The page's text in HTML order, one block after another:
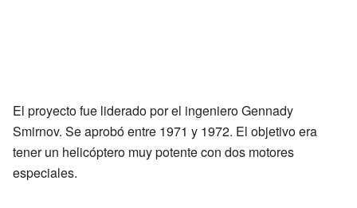
El proyecto fue liderado por el ingeniero Gennady
Smirnov. Se aprobó entre 1971 y 1972. El objetivo era
tener un helicóptero muy potente con dos motores
especiales.